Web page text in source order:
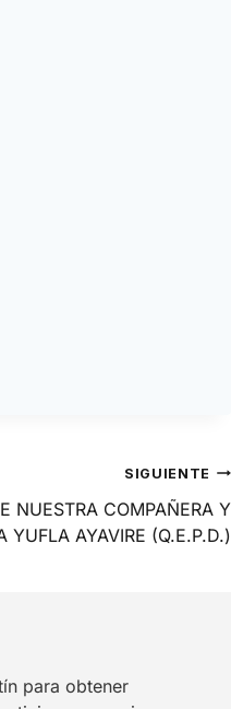
SIGUIENTE
NUESTRA COMPAÑERA Y
YUFLA AYAVIRE (Q.E.P.D.)
para obtener